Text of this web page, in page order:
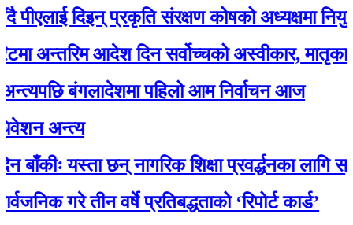
दिइन् प्रकृति संरक्षण कोषको अध्यक्षमा नियुक्ति
आदेश दिन सर्वोच्चको अस्वीकार, मातृका
बंगलादेशमा पहिलो आम निर्वाचन आज
अन्त्य
यस्ता छन् नागरिक शिक्षा प्रवर्द्धनका लागि स्रोत
गरे तीन वर्षे प्रतिबद्धताको ‘रिपोर्ट कार्ड’